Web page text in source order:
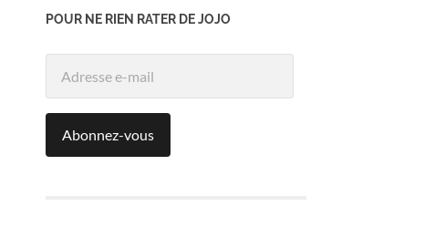
POUR NE RIEN RATER DE JOJO
Abonnez-vous